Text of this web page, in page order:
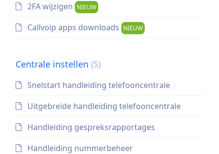
2FA wijzigen NIEUW
Callvoip apps downloads NIEUW
Centrale instellen (5)
Snelstart handleiding telefooncentrale
Uitgebreide handleiding telefooncentrale
Handleiding gespreksrapportages
Handleiding nummerbeheer